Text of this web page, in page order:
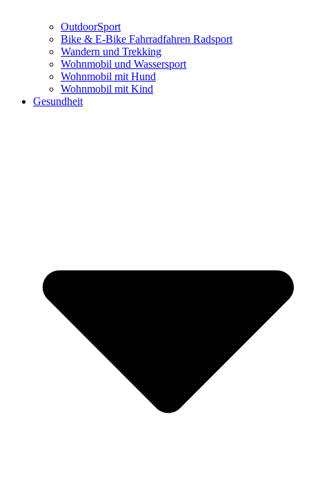
OutdoorSport
Bike & E-Bike Fahrradfahren Radsport
Wandern und Trekking
Wohnmobil und Wassersport
Wohnmobil mit Hund
Wohnmobil mit Kind
Gesundheit